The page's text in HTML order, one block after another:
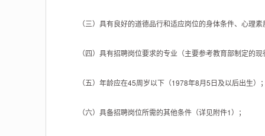
（三）具有良好的道德品行和适应岗位的身体条件、心理素
（四）具有招聘岗位要求的专业（主要参考教育部制定的现
（五）年龄应在45周岁以下（1978年8月5日及以后出生）
（六）具备招聘岗位所需的其他条件（详见附件1）；